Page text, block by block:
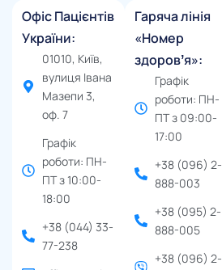
Офіс Пацієнтів
України:
01010, Київ,
вулиця Івана
Мазепи 3,
оф. 7
Графік
роботи: ПН-
ПТ з 10:00-
18:00
+38 (044) 33-
77-238
Гаряча лінія
«Номер
здоровʼя»:
Графік
роботи: ПН-
ПТ з 09:00-
17:00
+38 (096) 2-
888-003
+38 (095) 2-
888-005
+38 (096) 2-